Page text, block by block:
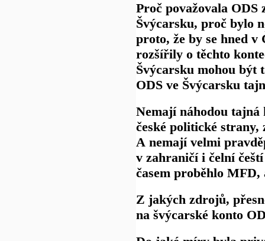
Proč považovala ODS
Švýcarsku, proč bylo
proto, že by se hned
rozšířily o těchto
Švýcarsku mohou být
ODS ve Švýcarsku
Nemají náhodou
české politické strany,
A nemají velmi
v zahraničí i čelní
časem proběhlo MFD,
Z jakých zdrojů,
na švýcarské konto